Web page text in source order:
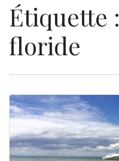
Étiquette :
floride